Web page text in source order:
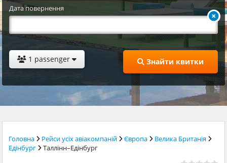
Дата повернення
1 passenger Знайти квитки
Головна Рейси усіх авіакомпаній Європа
Велика Британія
Едінбург
Таллінн–Едінбург